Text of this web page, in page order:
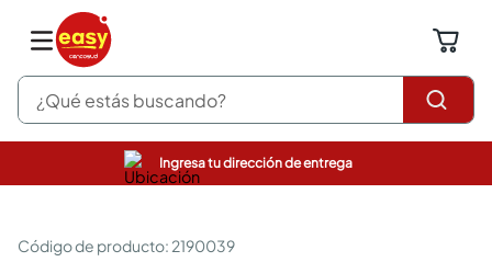
¿Qué estás buscando?
Ingresa tu dirección de entrega
: 2190039
pinturas